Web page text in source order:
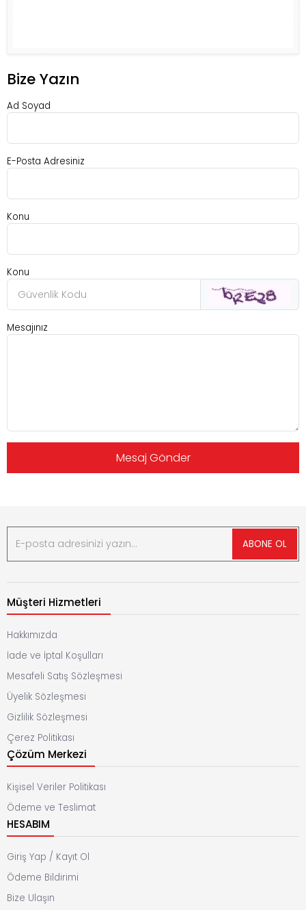
Bize Yazın
Ad Soyad
E-Posta Adresiniz
Konu
Konu
Mesajınız
Mesaj Gönder
ABONE OL
Müşteri Hizmetleri
Hakkımızda
İade ve İptal Koşulları
Mesafeli Satış Sözleşmesi
Üyelik Sözleşmesi
Gizlilik Sözleşmesi
Çerez Politikası
Çözüm Merkezi
Kişisel Veriler Politikası
Ödeme ve Teslimat
HESABIM
Giriş Yap / Kayıt Ol
Ödeme Bildirimi
Bize Ulaşın